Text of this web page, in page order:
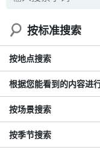
按标准搜索
按地点搜索
根据您能看到的内容进
按场景搜索
按季节搜索